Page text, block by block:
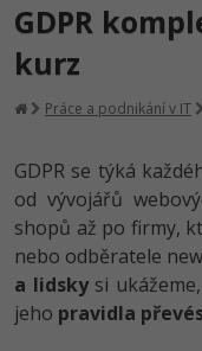
Umělá
Datová
Školení
Základy
Objektové
Školení
C# .NET
Kurzy IT
Senior
Front-end
Kurzy
Jak začít?
Java -80%
C#.NET -
Kurzy e-
Testování
Datová
Přihlásit se |
GDPR
kurz
Práce a podnikání v IT
GDPR se týká
od vývojářů
shopů až po firmy,
nebo odběratele
a lidskysi
jeho pravidla